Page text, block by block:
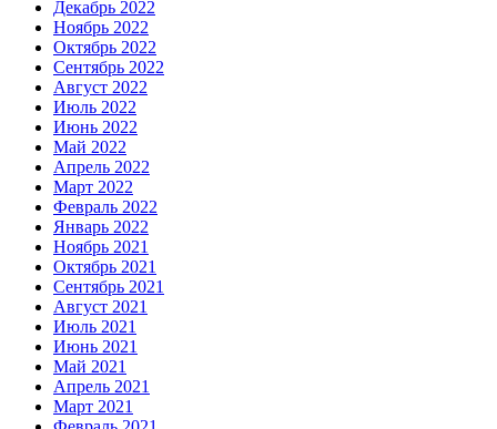
Декабрь 2022
Ноябрь 2022
Октябрь 2022
Сентябрь 2022
Август 2022
Июль 2022
Июнь 2022
Май 2022
Апрель 2022
Март 2022
Февраль 2022
Январь 2022
Ноябрь 2021
Октябрь 2021
Сентябрь 2021
Август 2021
Июль 2021
Июнь 2021
Май 2021
Апрель 2021
Март 2021